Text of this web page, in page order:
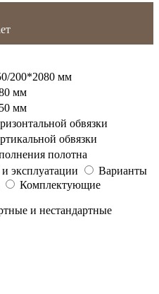
200*2080 мм
мм
мм
обвязки
обвязки
полотна
эксплуатации
Варианты
Комплектующие
и нестандартные